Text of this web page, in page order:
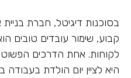
בסוכנות דיגיטל, חברת
קבוע, שימור עובדים טובים
לקוחות. אחת הדרכים
היא לציין יום הולדת בעבודה